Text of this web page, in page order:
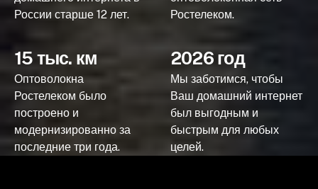
России старше 12 лет.
Ростелеком.
15 тыс. км
Оптоволокна
Ростелеком было
построено и
модернизированно за
последние три года.
2026 год
Мы заботимся, чтобы
Ваш домашний интернет
был выгодным и
быстрым для любых
целей.